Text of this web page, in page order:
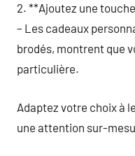
2. **Ajoutez une
– Les cadeaux
brodés, montrent que
particulière.
Adaptez votre choix à
une attention sur-